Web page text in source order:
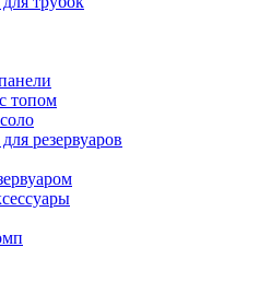
топом
резервуаров